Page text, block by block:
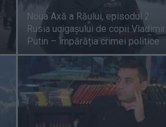
Noua Axă a Răului, episodul 2:
Rusia ucigașului de copii Vladimir
Putin – împărăția crimei politice